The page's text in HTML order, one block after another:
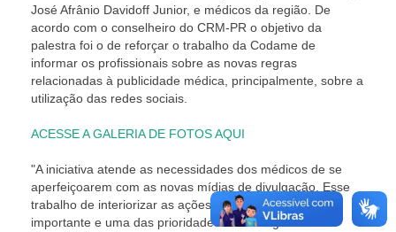
José Afrânio Davidoff Junior, e médicos da região. De
acordo com o conselheiro do CRM-PR o objetivo da
palestra foi o de reforçar o trabalho da Codame de
informar os profissionais sobre as novas regras
relacionadas à publicidade médica, principalmente, sobre a
utilização das redes sociais.
ACESSE A GALERIA DE FOTOS AQUI
"A iniciativa atende as necessidades dos médicos de se
aperfeiçoarem com as novas mídias de divulgação. Esse
trabalho de interiorizar as ações do CRM-PR é muito
importante e uma das prioridades da atual gestão do